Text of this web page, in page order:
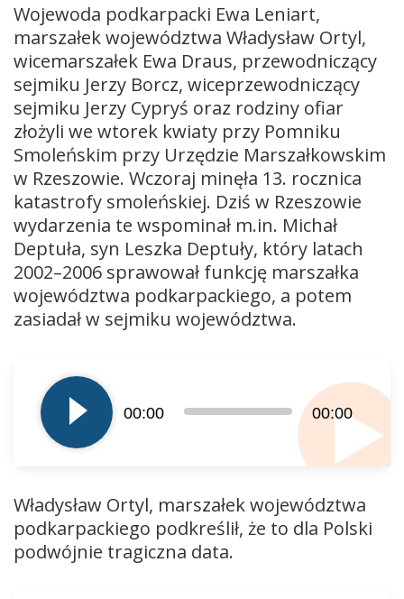
Wojewoda podkarpacki Ewa Leniart,
marszałek województwa Władysław Ortyl,
wicemarszałek Ewa Draus, przewodniczący
sejmiku Jerzy Borcz, wiceprzewodniczący
sejmiku Jerzy Cypryś oraz rodziny ofiar
złożyli we wtorek kwiaty przy Pomniku
Smoleńskim przy Urzędzie Marszałkowskim
w Rzeszowie. Wczoraj minęła 13. rocznica
katastrofy smoleńskiej. Dziś w Rzeszowie
wydarzenia te wspominał m.in. Michał
Deptuła, syn Leszka Deptuły, który latach
2002–2006 sprawował funkcję marszałka
województwa podkarpackiego, a potem
zasiadał w sejmiku województwa.
plików
dźwiękowych
00:00 00:00
Władysław Ortyl, marszałek województwa
podkarpackiego podkreślił, że to dla Polski
podwójnie tragiczna data.